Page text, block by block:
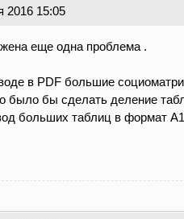
2016 15:05
еще одна проблема .
в PDF большие
было бы сделать деление
больших таблиц в формат